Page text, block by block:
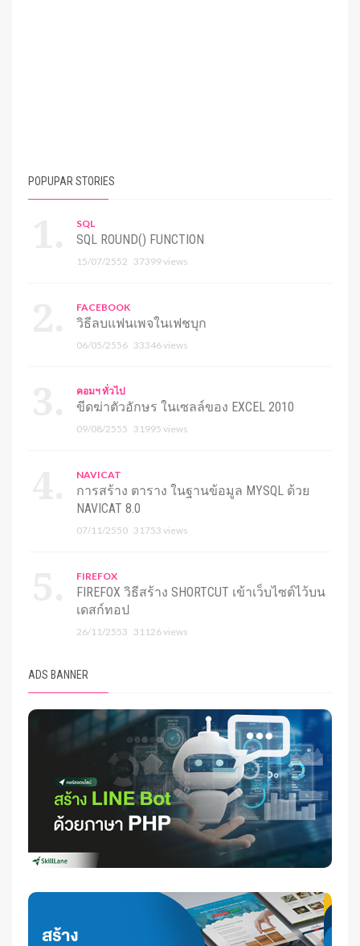
POPUPAR STORIES
SQL
SQL ROUND() FUNCTION
15/07/2552 37399 views
FACEBOOK
วิธีลบแฟนเพจในเฟชบุก
06/05/2556 33346 views
คอมฯ ทั่วไป
ขีดฆ่าตัวอักษร ในเซลล์ของ EXCEL 2010
09/08/2555 31995 views
NAVICAT
การสร้าง ตาราง ในฐานข้อมูล MYSQL ด้วย
NAVICAT 8.0
07/11/2550 31753 views
FIREFOX
FIREFOX วิธีสร้าง SHORTCUT เข้าเว็บไซต์ไว้บน
เดสก์ทอป
26/11/2553 31126 views
ADS BANNER